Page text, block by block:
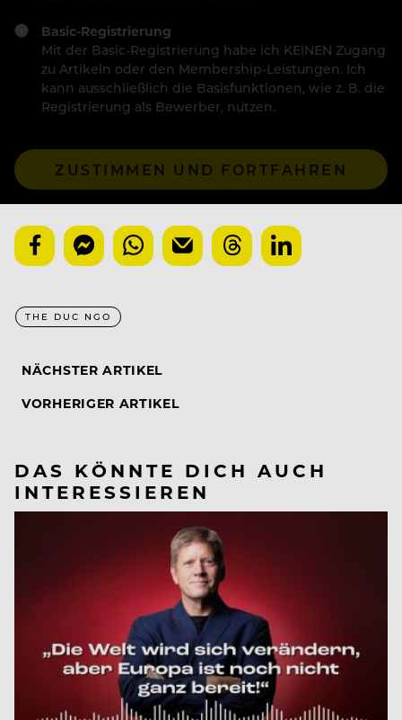
Basic-Registrierung
Mit der Basic-Registrierung habe ich KEINEN Zugang
zu Artikeln oder den Membership-Leistungen. Ich
kann ausschließlich die Basisfunktionen, wie z. B. die
Registrierung als Bewerber, nutzen.
ZUSTIMMEN UND FORTFAHREN
THE DUC NGO
NÄCHSTER ARTIKEL
VORHERIGER ARTIKEL
DAS KÖNNTE DICH AUCH
INTERESSIEREN